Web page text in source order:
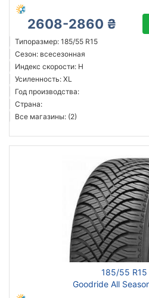
2608-2860 ₴
Типоразмер: 185/55 R15
Сезон: всесезонная
Индекс скорости: H
Усиленность: XL
Год производства:
Страна:
Все магазины: (2)
185/55 R15
Goodride All